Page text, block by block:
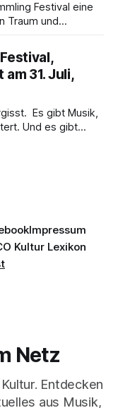
Festival eine
Traum und
getragen von
musikalisch
31. Juli,
Musik,
Und es gibt
an dem
Impressum
Kultur Lexikon
Netz
Entdecken
aus Musik,